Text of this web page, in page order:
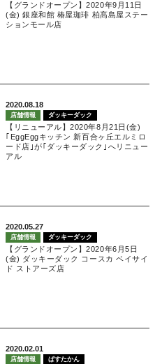
【グランドオープン】2020年9月11日
(金) 銀座和館 椿屋珈琲 柏髙島屋ステー
ションモール店
2020.08.18
店舗情報 ダッキーダック
【リニューアル】2020年8月21日(金)
｢EggEggキッチン 新百合ヶ丘エルミロ
ード店｣が｢ダッキーダック｣へリニュー
アル
2020.05.27
店舗情報 ダッキーダック
【グランドオープン】2020年6月5日
(金) ダッキーダック コースカ ベイサイ
ド ストアーズ店
2020.02.01
店舗情報 ぱすたかん